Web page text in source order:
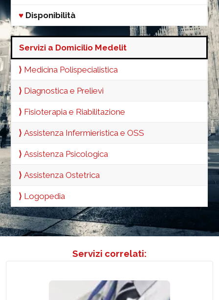
♥ Disponibilità
Servizi a Domicilio Medelit
⟩ Medicina Polispecialistica
⟩ Diagnostica e Prelievi
⟩ Fisioterapia e Riabilitazione
⟩Assistenza Infermieristica e OSS
⟩Assistenza Psicologica
⟩Assistenza Ostetrica
⟩ Logopedia
Servizi correlati: